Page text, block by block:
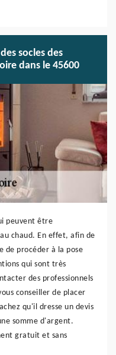
socles des
dans le 45600
peuvent être
chaud. En effet, afin de
de procéder à la pose
qui sont très
des professionnels
conseiller de placer
qu'il dresse un devis
somme d'argent.
gratuit et sans